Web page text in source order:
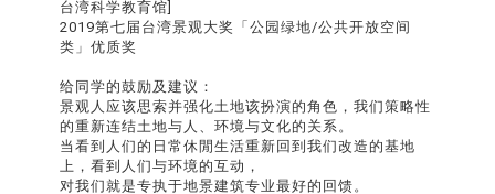
台湾科学教育馆]
2019第七届台湾景观大奖「公园绿地/公共开放空间
类」优质奖
给同学的鼓励及建议：
景观人应该思索并强化土地该扮演的角色，我们策略性
的重新连结土地与人、环境与文化的关系。
当看到人们的日常休閒生活重新回到我们改造的基地
上，看到人们与环境的互动，
对我们就是专执于地景建筑专业最好的回馈。